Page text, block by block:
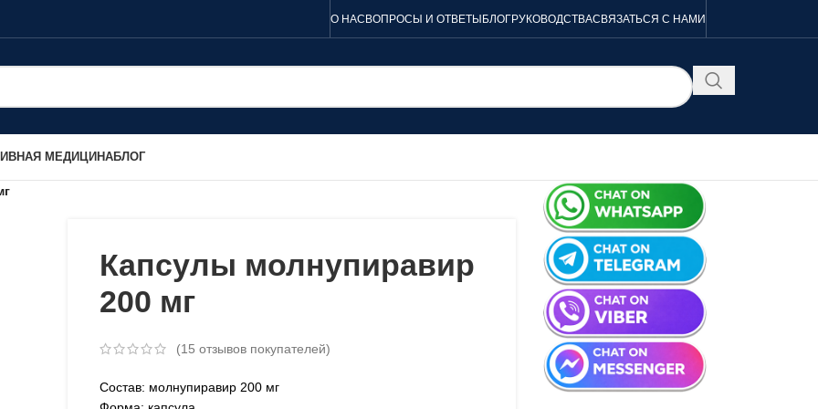
О НАСВОПРОСЫ И ОТВЕТЫБЛОГРУКОВОДСТВАСВЯЗАТЬСЯ С НАМИ
МЕДИЦИНАБЛОГ
Капсулы молнупиравир
200 мг
(15 отзывов покупателей)
Состав: молнупиравир 200 мг